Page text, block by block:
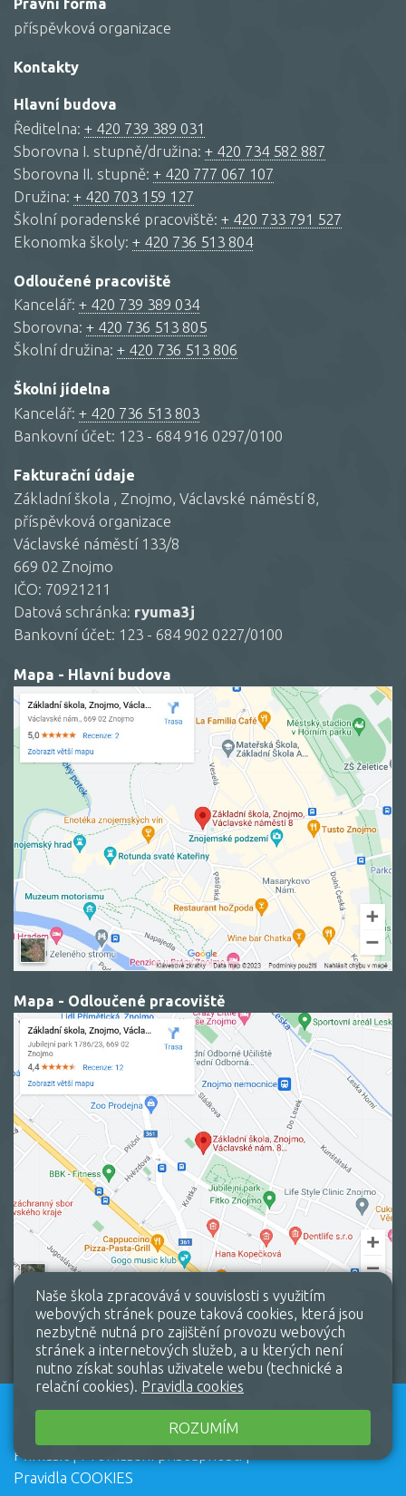
Právní forma
příspěvková organizace
Kontakty
Hlavní budova
Ředitelna: + 420 739 389 031
Sborovna I. stupně/družina: + 420 734 582 887
Sborovna II. stupně: + 420 777 067 107
Družina: + 420 703 159 127
Školní poradenské pracoviště: + 420 733 791 527
Ekonomka školy: + 420 736 513 804
Odloučené pracoviště
Kancelář: + 420 739 389 034
Sborovna: + 420 736 513 805
Školní družina: + 420 736 513 806
Školní jídelna
Kancelář: + 420 736 513 803
Bankovní účet: 123 - 684 916 0297/0100
Fakturační údaje
Základní škola , Znojmo, Václavské náměstí 8,
příspěvková organizace
Václavské náměstí 133/8
669 02 Znojmo
IČO: 70921211
Datová schránka: ryuma3j
Bankovní účet: 123 - 684 902 0227/0100
Mapa - Hlavní budova
Mapa - Odloučené pracoviště
Všechna práva vyhrazena.
Mapa stránek|
Přihlásit
Pravidla COOKIES
Web školy
Naše škola zpracovává v souvislosti s využitím
webových stránek pouze taková cookies, která jsou
nezbytně nutná pro zajištění provozu webových
stránek a internetových služeb, a u kterých není
nutno získat souhlas uživatele webu (technické a
relační cookies). Pravidla cookies
ROZUMÍM